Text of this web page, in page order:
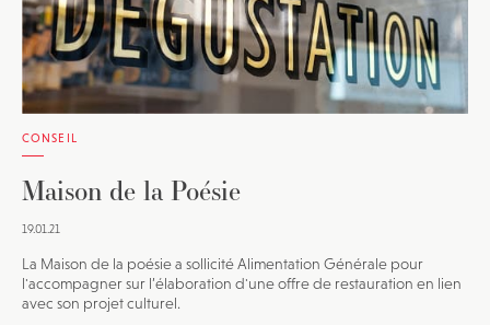
CONSEIL
Maison de la Poésie
19.01.21
La Maison de la poésie a sollicité Alimentation Générale pour
l'accompagner sur l’élaboration d'une offre de restauration en lien
avec son projet culturel.
JE M'INSCRIS À LA NEWSLETTER
Pour recevoir toutes les deux semaines notre lettre
d’info avec une sélection d’articles …